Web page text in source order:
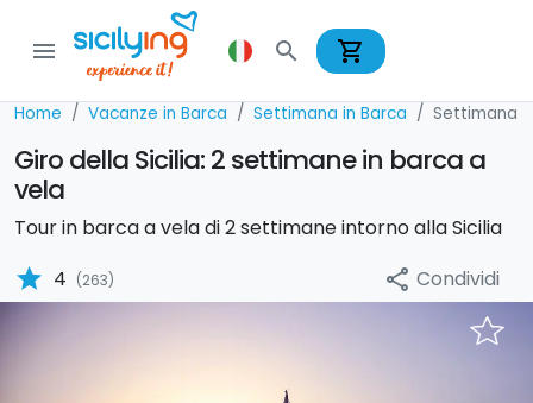
menu search shopping_cart
Home Vacanze in Barca Settimana in Barca Settimana
Giro della Sicilia: 2 settimane in barca a
vela
Tour in barca a vela di 2 settimane intorno alla Sicilia
star 4 (263) share Condividi